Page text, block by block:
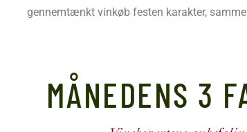
gennemtænkt vinkøb festen karakter,
MÅNEDENS 3